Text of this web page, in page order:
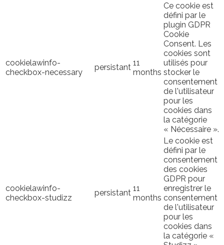
cookielawinfo-
checkbox-necessary
persistant 11
months
Ce cookie est
défini par le
plugin GDPR
Cookie
Consent. Les
cookies sont
utilisés pour
stocker le
consentement
de l'utilisateur
pour les
cookies dans
la catégorie
« Nécessaire ».
cookielawinfo-
checkbox-studizz
persistant 11
months
Le cookie est
défini par le
consentement
des cookies
GDPR pour
enregistrer le
consentement
de l'utilisateur
pour les
cookies dans
la catégorie «